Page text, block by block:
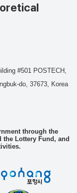
#501 POSTECH,
do, 37673, Korea
through the
Lottery Fund, and